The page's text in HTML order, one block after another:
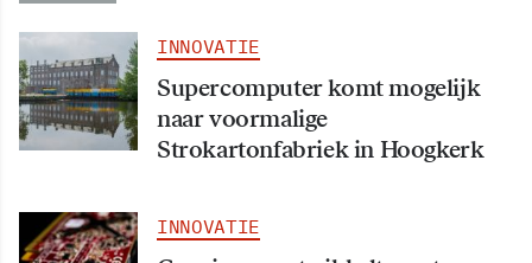
INNOVATIE
Supercomputer komt mogelijk
naar voormalige
Strokartonfabriek in Hoogkerk
INNOVATIE